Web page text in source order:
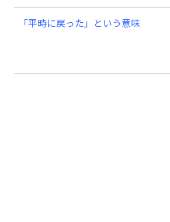
「平時に戻った」という意味